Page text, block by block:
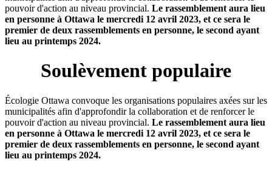
pouvoir d'action au niveau provincial. Le rassemblement aura lieu
en personne à Ottawa le mercredi 12 avril 2023, et ce sera le
premier de deux rassemblements en personne, le second ayant
lieu au printemps 2024.
Soulèvement populaire
Écologie Ottawa convoque les organisations populaires axées sur les
municipalités afin d'approfondir la collaboration et de renforcer le
pouvoir d'action au niveau provincial. Le rassemblement aura lieu
en personne à Ottawa le mercredi 12 avril 2023, et ce sera le
premier de deux rassemblements en personne, le second ayant
lieu au printemps 2024.